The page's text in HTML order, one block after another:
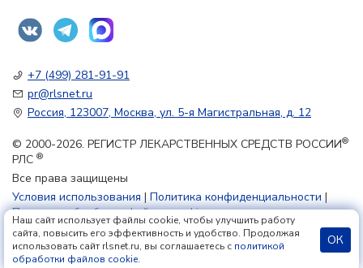
+7 (499) 281-91-91
pr@rlsnet.ru
Россия, 123007, Москва, ул. 5-я Магистральная, д. 12
© 2000-2026. РЕГИСТР ЛЕКАРСТВЕННЫХ СРЕДСТВ РОССИИ®
РЛС ®
Все права защищены
Условия использования | Политика конфиденциальности |
Политика обработки файлов cookie
18+
Наш сайт использует файлы cookie, чтобы улучшить работу
сайта, повысить его эффективность и удобство. Продолжая
использовать сайт rlsnet.ru, вы соглашаетесь с политикой
обработки файлов cookie.
ОК